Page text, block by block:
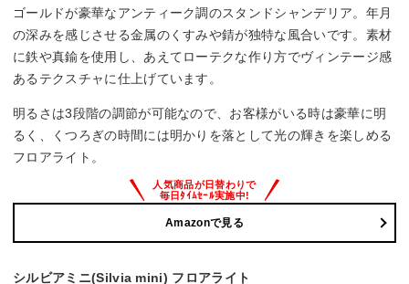
ゴールドが豪華なアンティーク調のスタンドシャンデリア。年月
の深みを感じさせる金属のくすみや錆が独特な風合いです。素材
に鉄や真鍮を使用し、あえてローテクな作り方でヴィンテージ感
あるテクスチャに仕上げています。
明るさは3段階の調節が可能なので、お客様がいる時は豪華に明
るく、くつろぎの時間には明かりを落として光の輝きを楽しめる
フロアライト。
Amazonで見る
シルビアミニ(Silvia mini) フロアライト